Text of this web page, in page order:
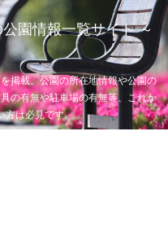
園情報一覧サイト ～
掲載。公園の所在地情報や公園の
の有無や駐車場の有無等、これか
方は必見です。